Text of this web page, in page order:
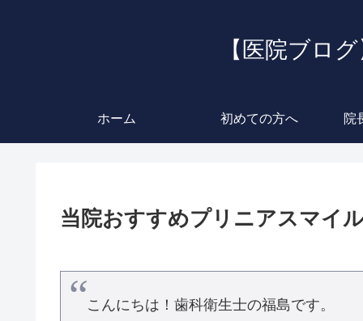
【医院ブロ
ホーム 初めての方へ 院
当院おすすめプリニアスマイ
こんにちは！歯科衛生士の福島です。